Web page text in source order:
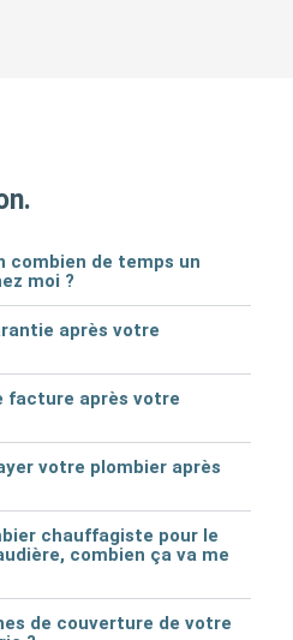
combien de temps un
moi ?
après votre
facture après votre
votre plombier après
chauffagiste pour le
combien ça va me
de couverture de votre